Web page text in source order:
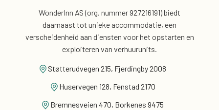
WonderInn AS (org. nummer 927216191) biedt
daarnaast tot unieke accommodatie, een
verscheidenheid aan diensten voorhet opstarten en
exploiteren van verhuurunits.
Støtterudvegen 215, Fjerdingby 2008
Huservegen 128, Fenstad 2170
Bremnesveien 470, Borkenes 9475